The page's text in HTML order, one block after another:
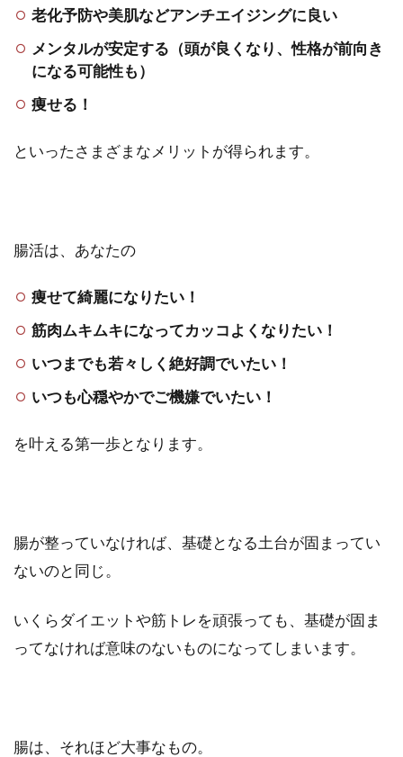
老化予防や美肌などアンチエイジングに良い
メンタルが安定する（頭が良くなり、性格が前向き
になる可能性も）
痩せる！
といったさまざまなメリットが得られます。
腸活は、あなたの
痩せて綺麗になりたい！
筋肉ムキムキになってカッコよくなりたい！
いつまでも若々しく絶好調でいたい！
いつも心穏やかでご機嫌でいたい！
を叶える第一歩となります。
腸が整っていなければ、基礎となる土台が固まってい
ないのと同じ。
いくらダイエットや筋トレを頑張っても、基礎が固ま
ってなければ意味のないものになってしまいます。
腸は、それほど大事なもの。